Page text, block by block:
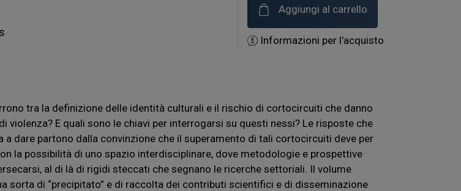
Aggiungi al carrello
Informazioni per l'acquisto
tra la definizione delle identità culturali e il rischio di cortocircuiti che danno
violenza? E quali sono le chiavi per interrogarsi su questi nessi? Le risposte che
a dare partono dalla convinzione che il superamento di tali cortocircuiti deve per
la possibilità di uno spazio interdisciplinare, dove metodologie e prospettive
al di là di rigidi steccati che segnano le ricerche settoriali. Il volume
sorta di “precipitato” e di raccolta dei contributi scientifici e di disseminazione